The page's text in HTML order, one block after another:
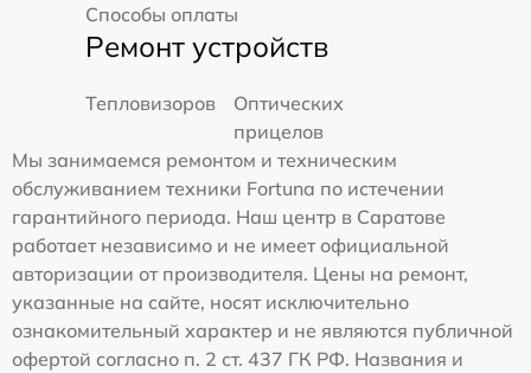
Способы оплаты
Ремонт устройств
Тепловизоров
Оптических
прицелов
Мы занимаемся ремонтом и техническим
обслуживанием техники Fortuna по истечении
гарантийного периода. Наш центр в Саратове
работает независимо и не имеет официальной
авторизации от производителя. Цены на ремонт,
указанные на сайте, носят исключительно
ознакомительный характер и не являются публичной
офертой согласно п. 2 ст. 437 ГК РФ. Названия и